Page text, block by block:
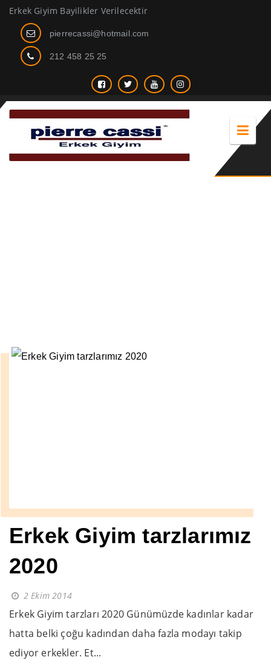
Erkek Giyim Bayilikler Verilecektir
pierrecassi@hotmail.com
212 458 25 25
Erkek Giyim tarzlarımız
2020
2 Ekim 2014
Erkek Giyim tarzları 2020 Günümüzde kadınlar kadar
hatta belki çoğu kadından daha fazla modayı takip
ediyor erkekler. Et...